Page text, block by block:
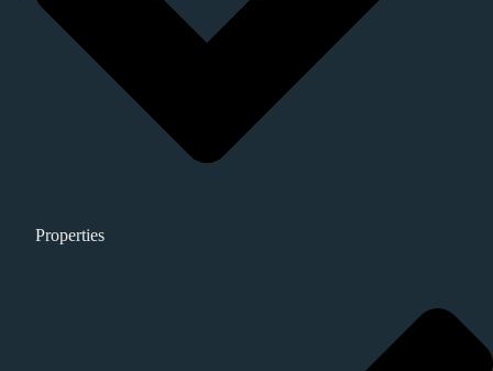
Properties